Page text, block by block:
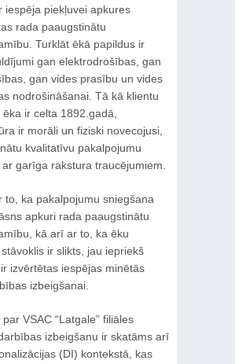
iespēja piekļuvei apkures
rada paaugstinātu
Turklāt ēkā papildus ir
gan elektrodrošības, gan
gan vides prasību un vides
nodrošināšanai. Tā kā klientu
ir celta 1892.gadā,
ir morāli un fiziski novecojusi,
kvalitatīvu pakalpojumu
garīga rakstura traucējumiem.
to, ka pakalpojumu sniegšana
apkuri rada paaugstinātu
kā arī ar to, ka ēku
ir slikts, jau iepriekš
izvērtētas iespējas minētās
izbeigšanai.
VSAC “Latgale” filiāles
izbeigšanu ir skatāms arī
(DI) kontekstā, kas